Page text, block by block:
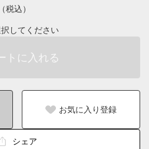
（税込）
してください
お気に入り登録
シェア